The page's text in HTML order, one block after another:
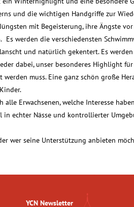
und die wichtigen Handgriffe zur
mit Begeisterung, ihre Ängste
Es werden die verschiedensten
und natürlich gekentert. Es
dabei, unser besonderes Highlight
werden muss. Eine ganz schön große
alle Erwachsenen, welche Interesse
in echter Nässe und kontrollierter
wer seine Unterstützung anbieten
YCN Newsletter